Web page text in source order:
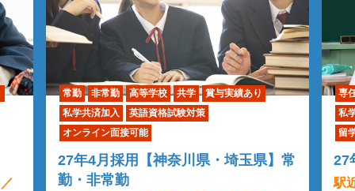
常勤 非常勤 高等学校 共学
賞与実績あり
私学共済加入
英語資格試験対策
オンライン面接可能
27年4月採用【神奈川県・埼玉県】常
勤・非常勤
専
私
留
27
駅